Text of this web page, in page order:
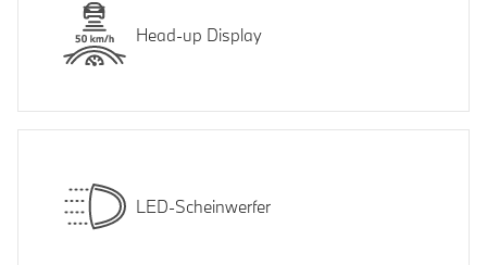
Head-up Display
LED-Scheinwerfer